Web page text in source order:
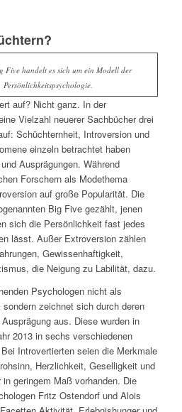
Five handelt es sich um ein Modell der
Persönlichkeitspsychologie.
auf? Nicht ganz. In der
Vielzahl neuerer Sachbücher drei
Schüchternheit, Introversion und
einzeln betrachtet haben
Ausprägungen. Während
Forschern als Modethema
auf große Popularität. Die
Big Five gezählt, jenen
sich die Persönlichkeit fast jedes
lässt. Außer Extroversion zählen
Gewissenhaftigkeit,
die Neigung zu Labilität, dazu.
Psychologen nicht als
zeichnet sich durch deren
aus. Diese wurden in
2013 in sechs verschiedenen
Introvertierten seien die Merkmale
Herzlichkeit, Geselligkeit und
geringem Maß vorhanden. Die
Fritz Ostendorf und Alois